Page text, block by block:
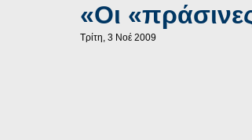
«Οι
Τρίτη, 3 Νοέ 2009